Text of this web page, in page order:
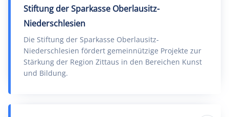
Stiftung der Sparkasse Oberlausitz-
Niederschlesien
Die Stiftung der Sparkasse Oberlausitz-
Niederschlesien fördert gemeinnützige Projekte zur
Stärkung der Region Zittaus in den Bereichen Kunst
und Bildung.